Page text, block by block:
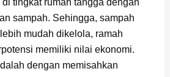
tingkat rumah tangga dengan
sampah. Sehingga, sampah
mudah dikelola, ramah
memiliki nilai ekonomi.
dengan memisahkan